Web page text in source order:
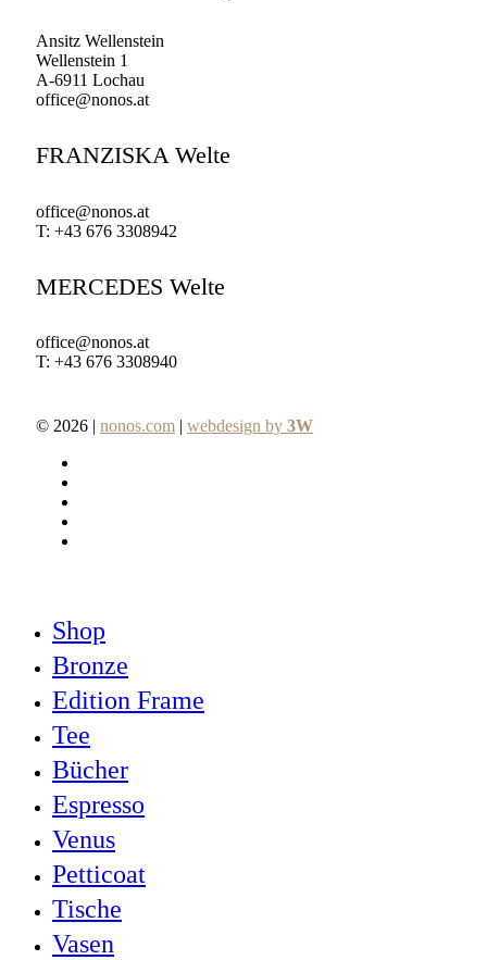
Ansitz Wellenstein
Wellenstein 1
A-6911 Lochau
office@nonos.at
FRANZISKA Welte
office@nonos.at
T: +43 676 3308942
MERCEDES Welte
office@nonos.at
T: +43 676 3308940
© 2026 | nonos.com | webdesign by 3W
Menu
Shop
Bronze
Edition Frame
Tee
Bücher
Espresso
Venus
Petticoat
Tische
Vasen